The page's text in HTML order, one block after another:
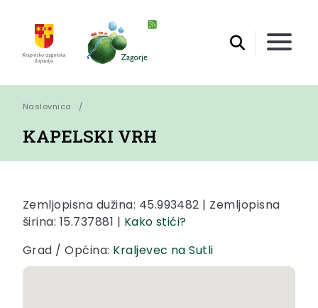
Naslovnica
KAPELSKI VRH
Zemljopisna dužina: 45.993482 | Zemljopisna
širina: 15.737881 | Kako stići?
Grad / Općina: Kraljevec na Sutli